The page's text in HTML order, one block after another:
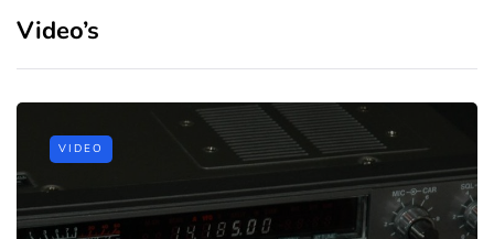
Video’s
VIDEO